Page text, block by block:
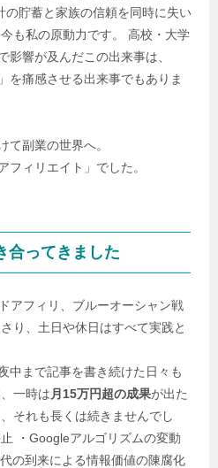
の貯蓄と家族の信頼を同時に失い
も私の原動力です。 高校・大学
影響が及んだこの出来事は、
を痛感させる出来事でもありま
て副業の世界へ。
フィリエイト」でした。
合ってきました
アフィリ、ブルーオーシャン戦
り、土日や休日はすべて実践と
中まで記事を書き続けた日々も
一時は 月15万円超の成果が出た
それも長くは続きませんでし
・Googleアルゴリズムの変動
の到来による情報価値の陳腐化